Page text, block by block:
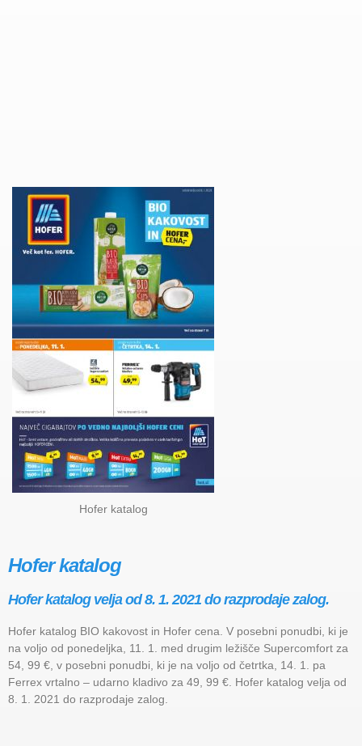
Hofer katalog
Hofer katalog
Hofer katalog velja od 8. 1. 2021 do razprodaje zalog.
Hofer katalog BIO kakovost in Hofer cena. V posebni ponudbi, ki je
na voljo od ponedeljka, 11. 1. med drugim ležišče Supercomfort za
54, 99 €, v posebni ponudbi, ki je na voljo od četrtka, 14. 1. pa
Ferrex vrtalno – udarno kladivo za 49, 99 €. Hofer katalog velja od
8. 1. 2021 do razprodaje zalog.